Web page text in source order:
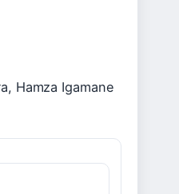
Hamza Igamane